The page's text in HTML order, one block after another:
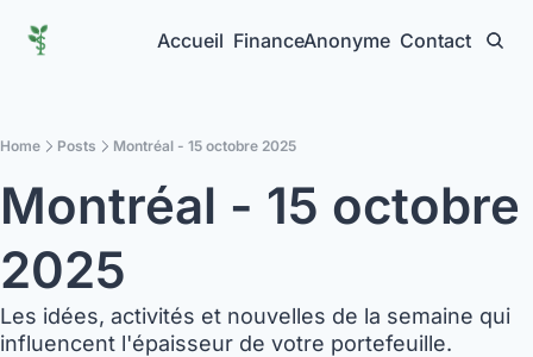
Accueil FinanceAnonyme Contact
Home Posts Montréal - 15 octobre 2025
Montréal - 15 octobre
2025
Les idées, activités et nouvelles de la semaine qui
influencent l'épaisseur de votre portefeuille.